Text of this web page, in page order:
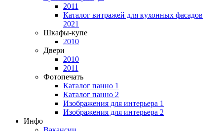
2011
Каталог витражей для кухонных фасадов
2021
Шкафы-купе
2010
Двери
2010
2011
Фотопечать
Каталог панно 1
Каталог панно 2
Изображения для интерьера 1
Изображения для интерьера 2
Инфо